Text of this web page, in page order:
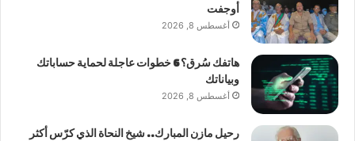
أوجفت
أغسطس 8, 2026
هاتفك سُرق؟ 6 خطوات عاجلة لحماية حساباتك
وبياناتك
أغسطس 8, 2026
رحيل مازن المبارك.. شيخ النحاة الذي كرّس أكثر